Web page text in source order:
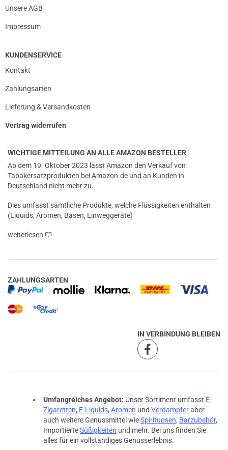
Unsere AGB
Impressum
KUNDENSERVICE
Kontakt
Zahlungsarten
Lieferung & Versandkosten
Vertrag widerrufen
WICHTIGE MITTEILUNG AN ALLE AMAZON BESTELLER
Ab dem 19. Oktober 2023 lässt Amazon den Verkauf von
Tabakersatzprodukten bei Amazon.de und an Kunden in
Deutschland nicht mehr zu.
Dies umfasst sämtliche Produkte, welche Flüssigkeiten enthalten
(Liquids, Aromen, Basen, Einweggeräte)
weiterlesen
ZAHLUNGSARTEN
IN VERBINDUNG BLEIBEN
Umfangreiches Angebot: Unser Sortiment umfasst E-
Zigaretten, E-Liquids, Aromen und Verdampferaber
auch weitere Genussmittel wieSpirituosen, Barzubehör,
ImportierteSüßigkeiten und mehr. Bei uns finden Sie
alles für ein vollständiges Genusserlebnis.